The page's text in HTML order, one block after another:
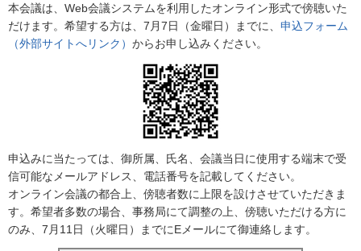
本会議は、Web会議システムを利用したオンライン形式で傍聴いた
だけます。希望する方は、7月7日（金曜日）までに、 申込フォーム
（外部サイトへリンク） からお申し込みください。
申込みに当たっては、御所属、氏名、会議当日に使用する端末で受
信可能なメールアドレス、電話番号を記載してください。
オンライン会議の都合上、傍聴者数に上限を設けさせていただきま
す。希望者多数の場合、事務局にて調整の上、傍聴いただける方に
のみ、7月11日（火曜日）までにEメールにて御連絡します。